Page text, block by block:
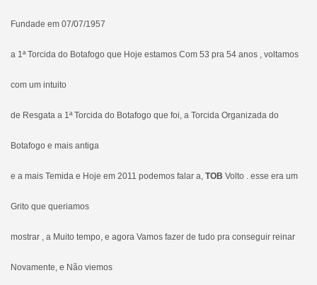
Fundade em 07/07/1957
a 1ª Torcida do Botafogo que Hoje estamos Com 53 pra 54 anos , voltamos
com um intuito
de Resgata a 1ª Torcida do Botafogo que foi, a Torcida Organizada do
Botafogo e mais antiga
e a mais Temida e Hoje em 2011 podemos falar a, TOB Volto . esse era um
Grito que queriamos
mostrar , a Muito tempo, e agora Vamos fazer de tudo pra conseguir reinar
Novamente, e Não viemos